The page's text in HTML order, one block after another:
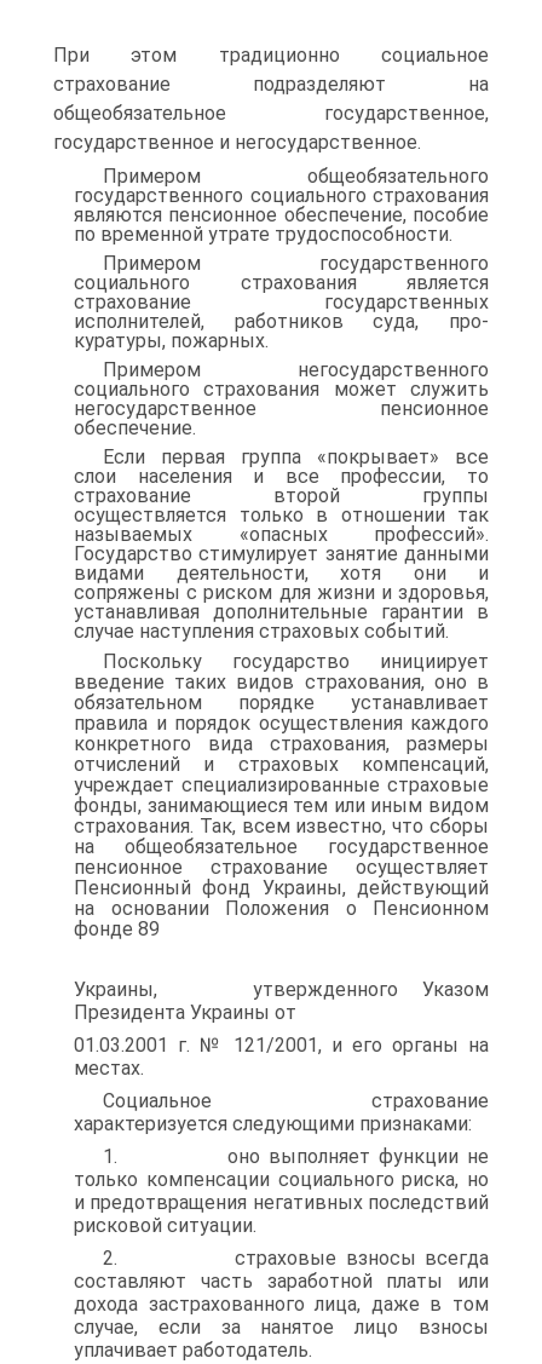
При этом традиционно соци­альное
страхование подразделяют на
общеобязательное государст­венное,
государственное и негосударственное.
Примером общеобязательного
государственного социального страхования
являются пенсионное обеспечение, пособие
по времен­ной утрате трудоспособности.
Примером государственного
социального страхования является
страхование государственных
исполнителей, работников суда, про­
куратуры, пожарных.
Примером негосударственного
социального страхования может служить
негосударственное пенсионное
обеспечение.
Если первая группа «покрывает» все
слои населения и все про­фессии, то
страхование второй группы
осуществляется только в от­ношении так
называемых «опасных профессий».
Государство стиму­лирует занятие данными
видами деятельности, хотя они и
сопряжены с риском для жизни и здоровья,
устанавливая дополнительные гаран­тии в
случае наступления страховых событий.
Поскольку государство инициирует
введение таких видов стра­хования, оно в
обязательном порядке устанавливает
правила и поря­док осуществления каждого
конкретного вида страхования, размеры
отчислений и страховых компенсаций,
учреждает специализирован­ные страховые
фонды, занимающиеся тем или иным видом
страхова­ния. Так, всем известно, что сборы
на общеобязательное государст­венное
пенсионное страхование осуществляет
Пенсионный фонд Ук­раины, действующий
на основании Положения о Пенсионном
фонде 89
Украины, утвержденного Указом
Президента Украины от
01.03.2001 г. № 121/2001, и его органы на
местах.
Социальное страхование
характеризуется следующими призна­ками:
1. оно выполняет функции не
только компенсации социального риска, но
и предотвращения негативных последствий
рисковой си­туации.
2. страховые взносы всегда
составляют часть заработной платы или
дохода застрахованного лица, даже в том
случае, если за нанятое лицо взносы
уплачивает работодатель.